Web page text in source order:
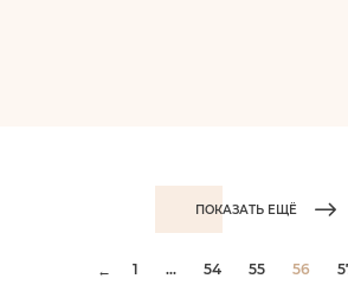
ПОКАЗАТЬ ЕЩЁ
← 1 ... 54 55 56